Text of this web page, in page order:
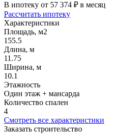
В ипотеку от 57 374 ₽ в месяц
Рассчитать ипотеку
Характеристики
Площадь, м2
155.5
Длина, м
11.75
Ширина, м
10.1
Этажность
Один этаж + мансарда
Количество спален
4
Смотреть все характеристики
Заказать строительство